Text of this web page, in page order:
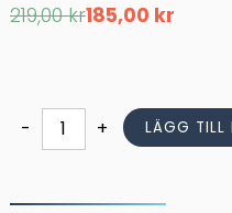
219,00kr
Det
ursprungliga
185,00 kr
Det
nuvarande
-
Pimpelset
Röding
+ LÄGG TILL